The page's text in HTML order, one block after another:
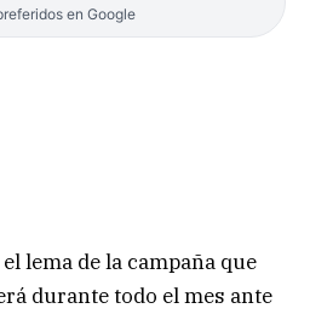
en Google
lema de la campaña que
durante todo el mes ante